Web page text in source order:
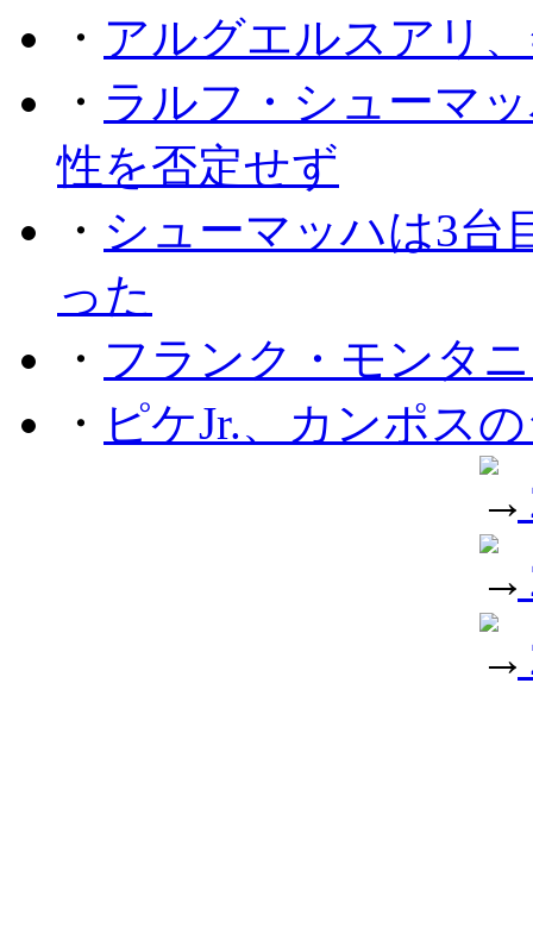
・ アルグエルスアリ
・ ラルフ・シューマ
性を否定せず
・ シューマッハは3台
った
・ フランク・モンタ
・ ピケJr.、カンポス